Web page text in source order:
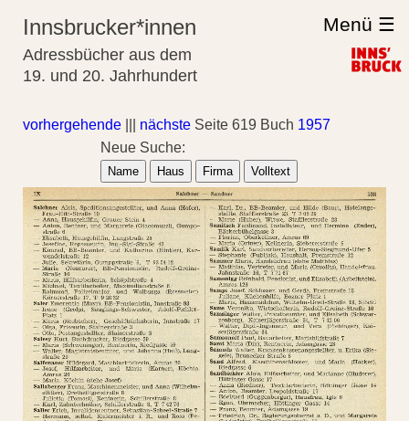
Innsbrucker*innen
Adressbücher aus dem
19. und 20. Jahrhundert
Menü ☰
vorhergehende nächste Seite 619 Buch 1957
Neue Suche:
Name Haus Firma Volltext